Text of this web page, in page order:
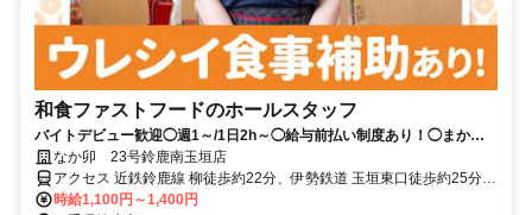
和食ファストフードのホールスタッフ
バイトデビュー歓迎◯週1～/1日2h～◯給与前払い制度あり！◯まかな
い（食事補助）あり
なか卯 23号鈴鹿南玉垣店
アクセス 近鉄鈴鹿線 柳徒歩約22分、伊勢鉄道 玉垣東口徒歩約25分、
伊勢鉄道 鈴鹿徒歩約28分
時給1,100円～1,400円